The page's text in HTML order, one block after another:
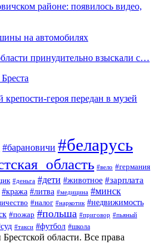
районе: появилось видео,
на автомобилях
принудительно взыскали с…
героя передан в музей
#барановичи #беларусь
#вело #германия
#деньга #дети #животное #зарплата
#кража #литва #медицина #минск
#налог #наркотик #недвижимость
#пожар #польша #приговор #пьяный
#такси #футбол #школа
области. Все права